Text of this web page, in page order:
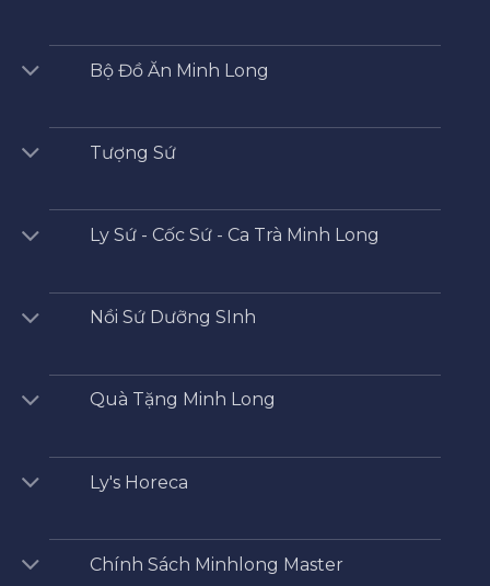
Bộ Đồ Ăn Minh Long
Tượng Sứ
Ly Sứ - Cốc Sứ - Ca Trà Minh Long
Nồi Sứ Dưỡng SInh
Quà Tặng Minh Long
Ly's Horeca
Chính Sách Minhlong Master